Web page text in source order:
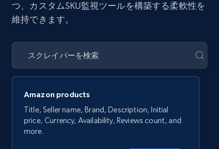
つ、カスタムSKU監視ツールを構築する柔軟性を
維持できます。
Amazon products
Title, Seller name, Brand, Description, Initial
price, Currency, Availability, Reviews count, and
more.